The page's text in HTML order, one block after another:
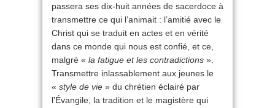
passera ses dix-huit années de sacerdoce à
transmettre ce qui l’animait : l’amitié avec le
Christ qui se traduit en actes et en vérité
dans ce monde qui nous est confié, et ce,
malgré « la fatigue et les contradictions ».
Transmettre inlassablement aux jeunes le
« style de vie » du chrétien éclairé par
l’Évangile, la tradition et le magistère qui